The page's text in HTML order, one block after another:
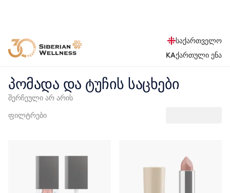
საქართველო
KAქართული ენა
პომადა და ტუჩის საცხები
შერჩეული არ არის
ფილტრები